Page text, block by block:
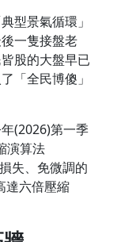
型景氣循環」
一隻接盤老
股的大盤早已
「全民博傻」
(2026)第一季
演算法
失、免微調的
達六倍壓縮